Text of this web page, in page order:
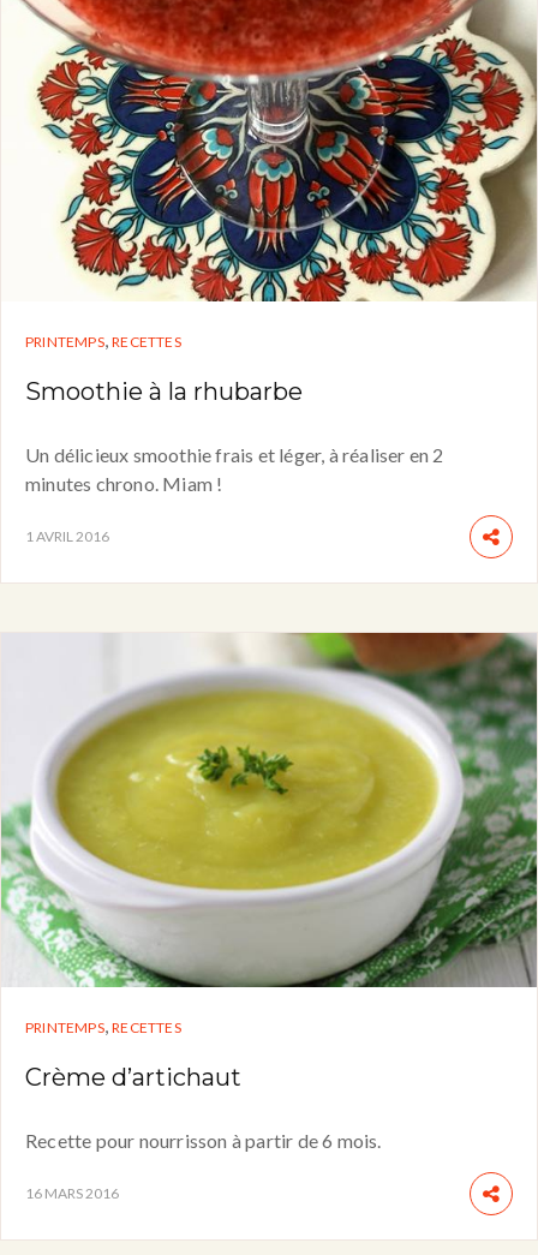
PRINTEMPS,RECETTES
Smoothie à la rhubarbe
Un délicieux smoothie frais et léger, à réaliser en 2
minutes chrono. Miam !
1 AVRIL 2016
PRINTEMPS,RECETTES
Crème d’artichaut
Recette pour nourrisson à partir de 6 mois.
16 MARS 2016